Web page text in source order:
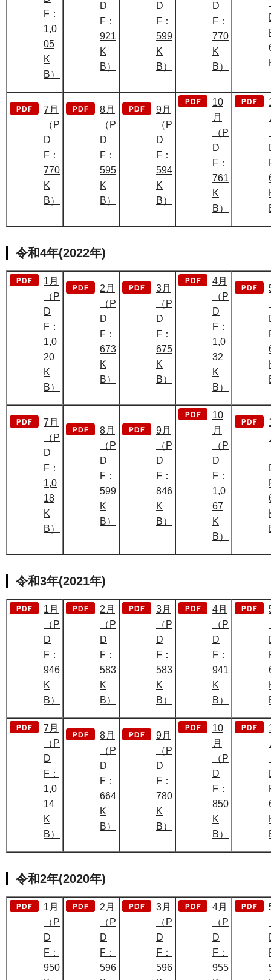
F：
1,0
05
K
B）
D
F：
921
K
B）
D
F：
599
K
B）
D
F：
770
K
B）
7月
（P
D
F：
770
K
B）
8月
（P
D
F：
595
K
B）
9月
（P
D
F：
594
K
B）
10
月
（P
D
F：
761
K
B）
令和4年(2022年)
1月
（P
D
F：
1,0
20
K
B）
2月
（P
D
F：
673
K
B）
3月
（P
D
F：
675
K
B）
4月
（P
D
F：
1,0
32
K
B）
7月
（P
D
F：
1,0
18
K
B）
8月
（P
D
F：
599
K
B）
9月
（P
D
F：
846
K
B）
10
月
（P
D
F：
1,0
67
K
B）
令和3年(2021年)
1月
（P
D
F：
946
K
B）
2月
（P
D
F：
583
K
B）
3月
（P
D
F：
583
K
B）
4月
（P
D
F：
941
K
B）
7月
（P
D
F：
1,0
14
K
B）
8月
（P
D
F：
664
K
B）
9月
（P
D
F：
780
K
B）
10
月
（P
D
F：
850
K
B）
令和2年(2020年)
1月
（P
D
F：
950
2月
（P
D
F：
596
3月
（P
D
F：
596
4月
（P
D
F：
955